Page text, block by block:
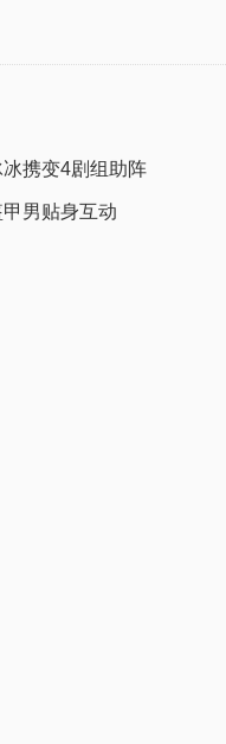
冰携变4剧组助阵
男贴身互动